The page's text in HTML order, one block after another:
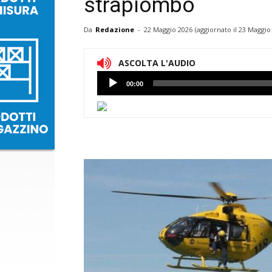
strapiombo
Da Redazione - 22 Maggio 2026 (aggiornato il 23 Maggio
ASCOLTA L'AUDIO
Lettore
Audio
00:00